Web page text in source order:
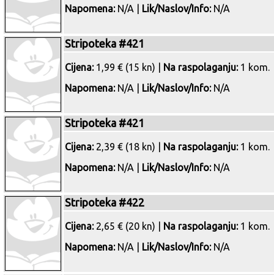
Napomena:N/A | Lik/Naslov/Info:N/A
Stripoteka #421
Cijena:1,99 € (15 kn) | Na raspolaganju:1 kom.
Napomena:N/A | Lik/Naslov/Info:N/A
Stripoteka #421
Cijena:2,39 € (18 kn) | Na raspolaganju:1 kom.
Napomena:N/A | Lik/Naslov/Info:N/A
Stripoteka #422
Cijena:2,65 € (20 kn) | Na raspolaganju:1 kom.
Napomena:N/A | Lik/Naslov/Info:N/A